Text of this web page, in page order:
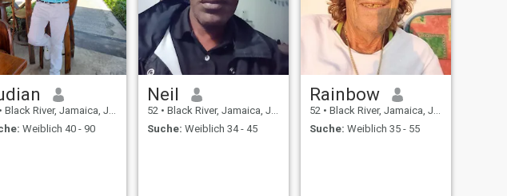
• Black River, Jamaica, Jamaika
Weiblich 40 - 90
Neil
52 • Black River, Jamaica, Jamaika
Suche: Weiblich 34 - 45
Rainbow
52 • Black River, Jamaica, Jamaika
Suche: Weiblich 35 - 55